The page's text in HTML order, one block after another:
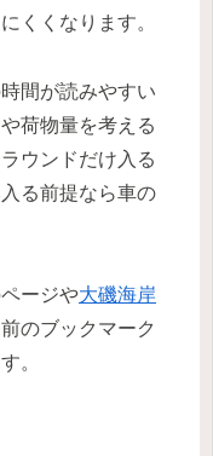
くくなります。
間が読みやすい
荷物量を考える
ウンドだけ入る
る前提なら車の
ージや大磯海岸
のブックマーク
。